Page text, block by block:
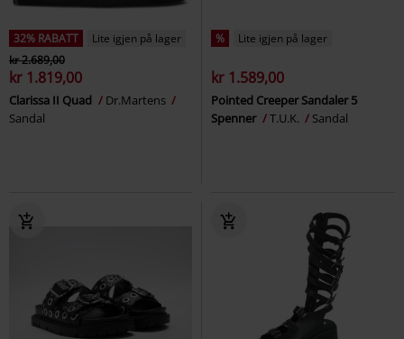
32% RABATT
Lite igjen på lager
kr 2.689,00
kr 1.819,00
Clarissa II Quad
Dr.Martens
Sandal
% Lite igjen på lager
kr 1.589,00
Pointed Creeper Sandaler 5
Spenner
T.U.K. Sandal